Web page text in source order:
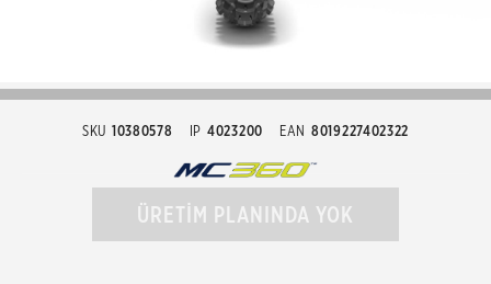
SKU 10380578 IP 4023200 EAN 8019227402322
ÜRETİM PLANINDA YOK